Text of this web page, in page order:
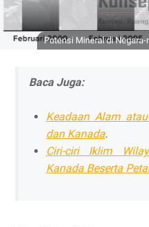
Potensi Mineral di
Baca Juga:
Keadaan Alam
dan Kanada.
Ciri-ciri Iklim
Kanada Beserta